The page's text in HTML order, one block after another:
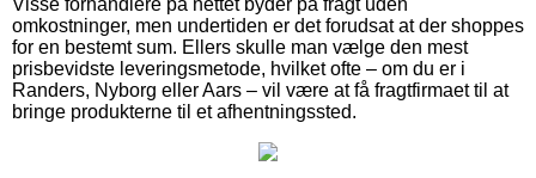
omkostninger, men undertiden er det forudsat at der shoppes
for en bestemt sum. Ellers skulle man vælge den mest
prisbevidste leveringsmetode, hvilket ofte – om du er i
Randers, Nyborg eller Aars – vil være at få fragtfirmaet til at
bringe produkterne til et afhentningssted.